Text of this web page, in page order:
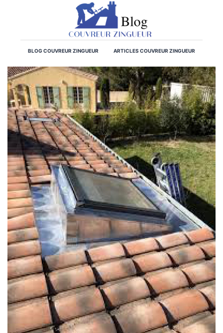
BLOG COUVREUR ZINGUEUR ARTICLES COUVREUR ZINGUEUR